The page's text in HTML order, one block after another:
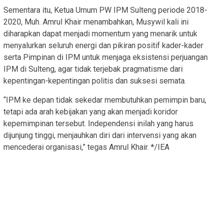
Sementara itu, Ketua Umum PW IPM Sulteng periode 2018-
2020, Muh. Amrul Khair menambahkan, Musywil kali ini
diharapkan dapat menjadi momentum yang menarik untuk
menyalurkan seluruh energi dan pikiran positif kader-kader
serta Pimpinan di IPM untuk menjaga eksistensi perjuangan
IPM di Sulteng, agar tidak terjebak pragmatisme dari
kepentingan-kepentingan politis dan suksesi semata.
“IPM ke depan tidak sekedar membutuhkan pemimpin baru,
tetapi ada arah kebijakan yang akan menjadi koridor
kepemimpinan tersebut. Independensi inilah yang harus
dijunjung tinggi, menjauhkan diri dari intervensi yang akan
mencederai organisasi,” tegas Amrul Khair. */IEA